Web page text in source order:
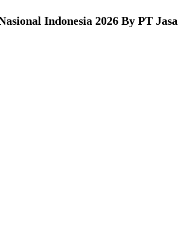
Indonesia 2026 By PT Jasa